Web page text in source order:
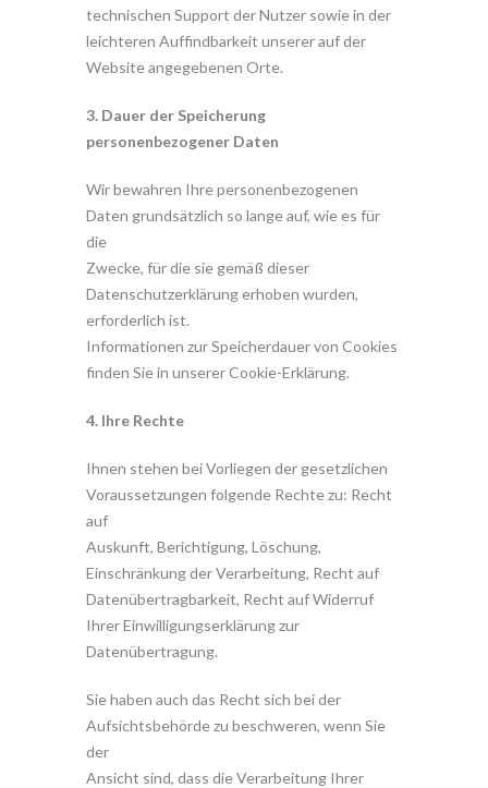
technischen Support der Nutzer sowie in der
leichteren Auffindbarkeit unserer auf der
Website angegebenen Orte.
3. Dauer der Speicherung
personenbezogener Daten
Wir bewahren Ihre personenbezogenen
Daten grundsätzlich so lange auf, wie es für
die
Zwecke, für die sie gemäß dieser
Datenschutzerklärung erhoben wurden,
erforderlich ist.
Informationen zur Speicherdauer von Cookies
finden Sie in unserer Cookie-Erklärung.
4. Ihre Rechte
Ihnen stehen bei Vorliegen der gesetzlichen
Voraussetzungen folgende Rechte zu: Recht
auf
Auskunft, Berichtigung, Löschung,
Einschränkung der Verarbeitung, Recht auf
Datenübertragbarkeit, Recht auf Widerruf
Ihrer Einwilligungserklärung zur
Datenübertragung.
Sie haben auch das Recht sich bei der
Aufsichtsbehörde zu beschweren, wenn Sie
der
Ansicht sind, dass die Verarbeitung Ihrer